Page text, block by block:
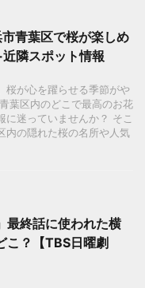
青葉区で桜が楽しめ
隣スポット情報
桜が心を躍らせる季節がや
葉区内のどこで最高のお花
に迷っていませんか？ そこ
内の隠れた桜の名所や人気
最終話に使われた横
こ？【TBS日曜劇